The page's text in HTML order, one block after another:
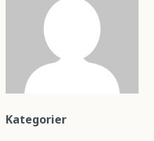
Kategorier